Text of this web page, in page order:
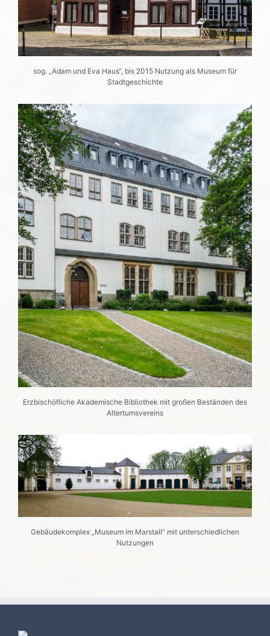
sog. „Adam und Eva Haus“, bis 2015 Nutzung als Museum für
Stadtgeschichte
Erzbischöfliche Akademische Bibliothek mit großen Beständen des
Altertumsvereins
Gebäudekomplex „Museum im Marstall“ mit unterschiedlichen
Nutzungen